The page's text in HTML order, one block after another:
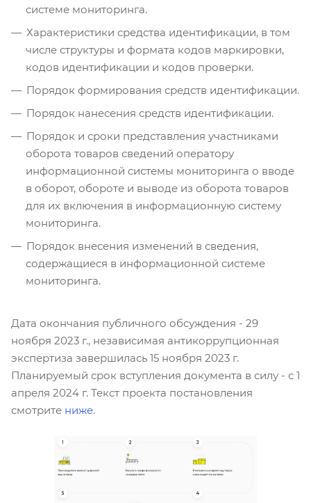
системе мониторинга.
Характеристики средства идентификации, в том
числе структуры и формата кодов маркировки,
‎кодов идентификации и кодов проверки.
Порядок формирования средств идентификации.
Порядок нанесения средств идентификации.
Порядок и сроки представления участниками
оборота товаров сведений оператору
информационной системы мониторинга о вводе
в оборот, обороте и выводе из оборота товаров
для их включения в информационную систему
мониторинга.
Порядок внесения изменений в сведения,
‎содержащиеся в информационной системе
мониторинга.
Дата окончания публичного обсуждения - 29
ноября 2023 г., независимая антикоррупционная
экспертиза завершилась 15 ноября 2023 г.
Планируемый срок вступления документа в силу - с 1
апреля 2024 г. Текст проекта постановления
смотрите ниже.